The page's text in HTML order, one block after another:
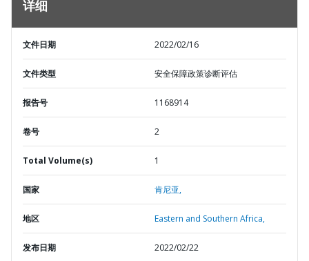
详细
文件日期 2022/02/16
文件类型 安全保障政策诊断评估
报告号 1168914
卷号 2
Total Volume(s) 1
国家 肯尼亚,
地区 Eastern and Southern Africa,
发布日期 2022/02/22